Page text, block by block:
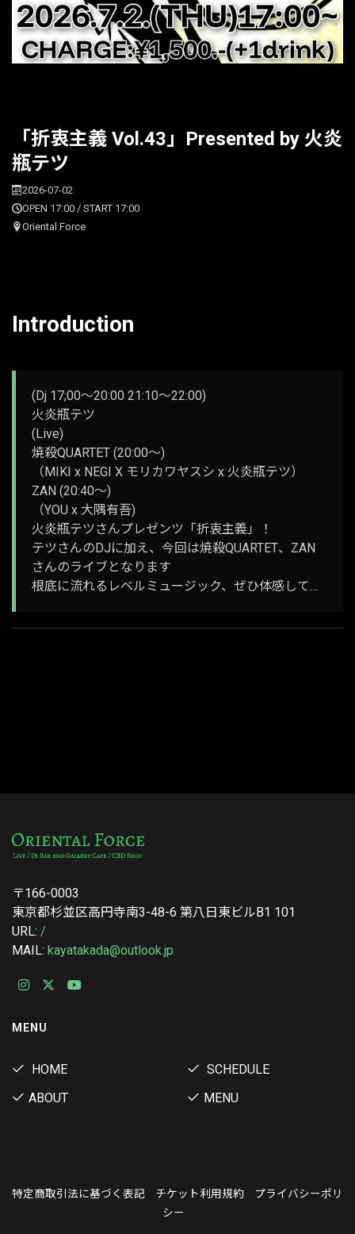
「折衷主義 Vol.43」Presented by 火炎
瓶テツ
2026-07-02
OPEN 17:00 / START 17:00
Oriental Force
Introduction
(Dj 17;00～20:00 21:10～22:00)
火炎瓶テツ
(Live)
焼殺QUARTET (20:00～)
（MIKI x NEGI X モリカワヤスシ x 火炎瓶テツ）
ZAN (20:40～)
（YOU x 大隅有吾)
火炎瓶テツさんプレゼンツ「折衷主義」！
テツさんのDJに加え、今回は焼殺QUARTET、ZAN
さんのライブとなります
根底に流れるレベルミュージック、ぜひ体感して…
〒166-0003
東京都杉並区高円寺南3-48-6 第八日東ビルB1 101
URL: /
MAIL: kayatakada@outlook.jp
MENU
HOME
SCHEDULE
ABOUT
MENU
特定商取引法に基づく表記 チケット利用規約
プライバシーポリ
シー